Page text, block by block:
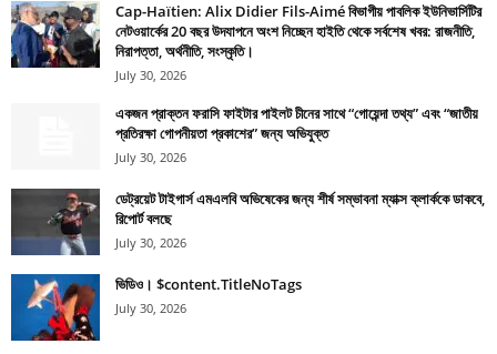
Cap-Haïtien: Alix Didier Fils-Aimé বিভাগীয় পাবলিক ইউনিভার্সিটির
নেটওয়ার্কের 20 বছর উদযাপনে অংশ নিচ্ছেন হাইতি থেকে সর্বশেষ খবর: রাজনীতি,
নিরাপত্তা, অর্থনীতি, সংস্কৃতি।
July 30, 2026
একজন প্রাক্তন ফরাসি ফাইটার পাইলট চীনের সাথে “গোয়েন্দা তথ্য” এবং “জাতীয়
প্রতিরক্ষা গোপনীয়তা প্রকাশের” জন্য অভিযুক্ত
July 30, 2026
ডেট্রয়েট টাইগার্স এমএলবি অভিষেকের জন্য শীর্ষ সম্ভাবনা ম্যাক্স ক্লার্ককে ডাকবে,
রিপোর্ট বলছে
July 30, 2026
ভিডিও। $content.TitleNoTags
July 30, 2026